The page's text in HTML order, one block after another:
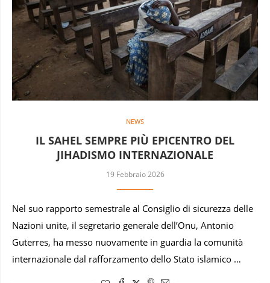
NEWS
IL SAHEL SEMPRE PIÙ EPICENTRO DEL
JIHADISMO INTERNAZIONALE
19 Febbraio 2026
Nel suo rapporto semestrale al Consiglio di sicurezza delle
Nazioni unite, il segretario generale dell’Onu, Antonio
Guterres, ha messo nuovamente in guardia la comunità
internazionale dal rafforzamento dello Stato islamico …